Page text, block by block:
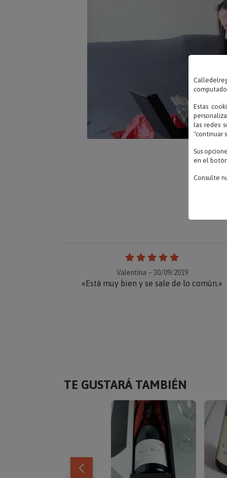
Valentina – 30/09/2019
«Está muy bien y se sale de lo común.»
TE GUSTARÁ TAMBIÉN
Estas
las redes
"continuar
Sus
en el
Consulte